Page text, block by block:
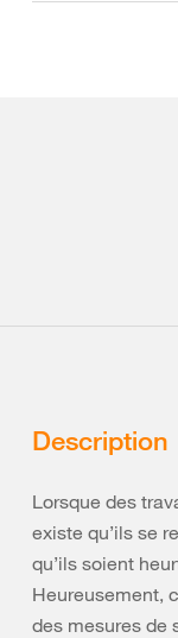
Description
Lorsque des
existe qu’ils se
qu’ils soient
Heureusement,
des mesures de